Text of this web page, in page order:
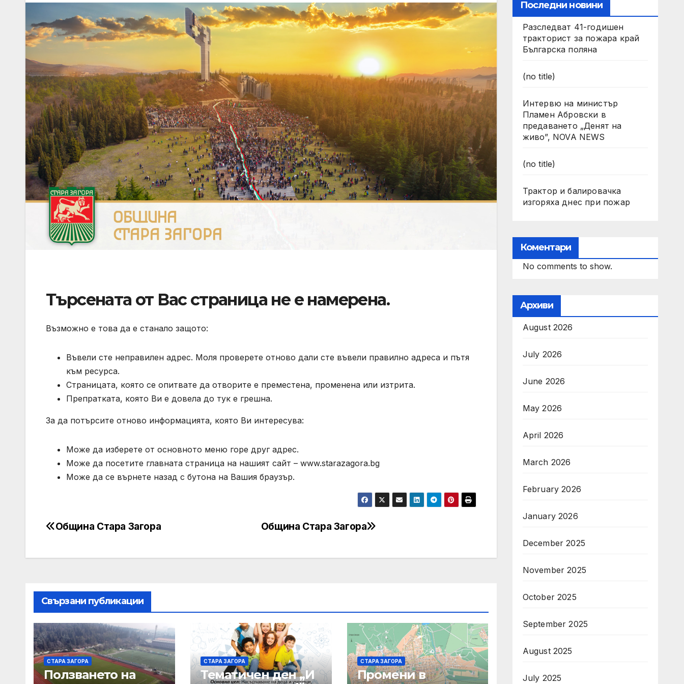
Търсената от Вас страница не е намерена.
Възможно е това да е станало защото:
Въвели сте неправилен адрес. Моля проверете отново дали сте въвели правилно адреса и пътя
към ресурса.
Страницата, която се опитвате да отворите е преместена, променена или изтрита.
Препратката, която Ви е довела до тук е грешна.
За да потърсите отново информацията, която Ви интересува:
Може да изберете от основното меню горе друг адрес.
Може да посетите главната страница на нашият сайт – www.starazagora.bg
Може да се върнете назад с бутона на Вашия браузър.
Post
Община Стара Загора
Община Стара Загора
Свързани публикации
СТАРА ЗАГОРА
Ползването на
СТАРА ЗАГОРА
Тематичен ден „И
СТАРА ЗАГОРА
Промени в
Последни новини
Разследват 41-годишен
тракторист за пожара край
Българска поляна
(no title)
Интервю на министър
Пламен Абровски в
предаването „Денят на
живо”, NOVA NEWS
(no title)
Трактор и балировачка
изгоряха днес при пожар
Коментари
No comments to show.
Архиви
August 2026
July 2026
June 2026
May 2026
April 2026
March 2026
February 2026
January 2026
December 2025
November 2025
October 2025
September 2025
August 2025
July 2025